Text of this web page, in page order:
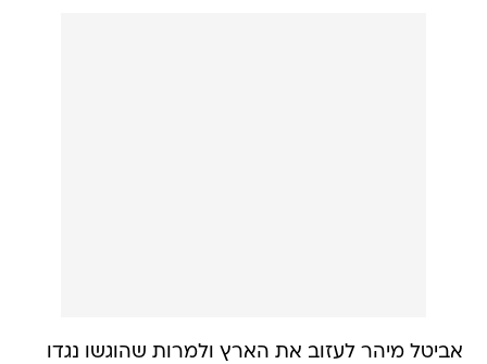
אביטל מיהר לעזוב את הארץ ולמרות שהוגשו נגדו